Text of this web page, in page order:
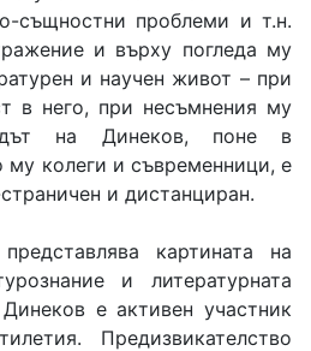
същностни проблеми и т.н.
и върху погледа му
и научен живот – при
в него, при несъмнения му
на Динеков, поне в
му колеги и съвременници, е
и дистанциран.
картината на
и литературната
е активен участник
Предизвикателство